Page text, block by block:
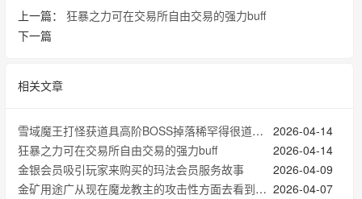
上一篇： 狂暴之力可在交易所自由交易的强力buff
下一篇
相关文章
2026-04-14
雪域魔王打怪获道具高阶BOSS掉落稀罕得很道具的实战经历
2026-04-14
狂暴之力可在交易所自由交易的强力buff
2026-04-09
金银会员吸引玩家来购买的玛法会员服务故事
2026-04-07
金矿用途广从现在魔龙教主的攻击性方面去看到的时候强化装备很关键